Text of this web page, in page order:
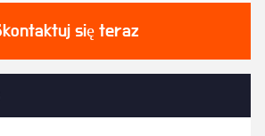
się teraz